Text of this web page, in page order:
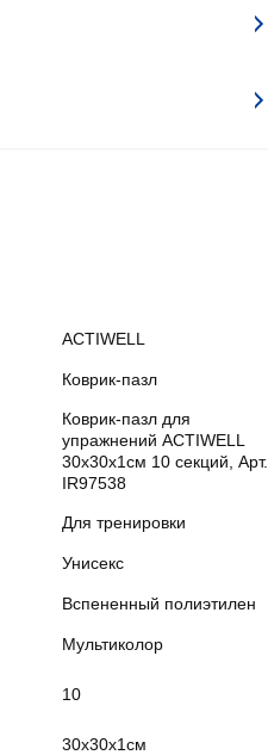
ACTIWELL
Коврик-пазл
Коврик-пазл для
упражнений ACTIWELL
30x30х1см 10 секций, Арт.
IR97538
Для тренировки
Унисекс
Вспененный полиэтилен
Мультиколор
10
30х30х1см